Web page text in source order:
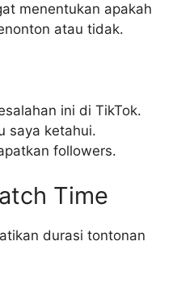
menentukan apakah
atau tidak.
ini di TikTok.
saya ketahui.
followers.
Time
durasi tontonan